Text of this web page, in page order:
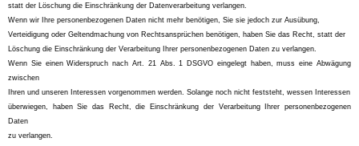
statt der Löschung die Einschränkung der Datenverarbeitung verlangen.
Wenn wir Ihre personenbezogenen Daten nicht mehr benötigen, Sie sie jedoch zur Ausübung,
Verteidigung oder Geltendmachung von Rechtsansprüchen benötigen, haben Sie das Recht, statt der
Löschung die Einschränkung der Verarbeitung Ihrer personenbezogenen Daten zu verlangen.
Wenn Sie einen Widerspruch nach Art. 21 Abs. 1 DSGVO eingelegt haben, muss eine Abwägung
zwischen
Ihren und unseren Interessen vorgenommen werden. Solange noch nicht feststeht, wessen Interessen
überwiegen, haben Sie das Recht, die Einschränkung der Verarbeitung Ihrer personenbezogenen
Daten
zu verlangen.